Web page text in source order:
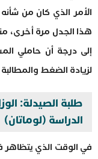
الأمر الذي كان من
هذا الجدل مرة أخرى،
إلى درجة أن حاملي
لزيادة الضغط والمطالبة
طلبة الصيدلة:
الدراسة (لوماتان)
في الوقت الذي يتظاهر